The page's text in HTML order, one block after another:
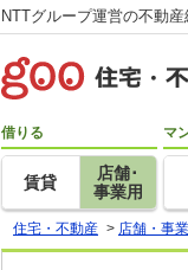
NTTグループ運営の不動
借りる
賃貸
店舗･
事業用
マ
住宅・不動産 > 店舗・事